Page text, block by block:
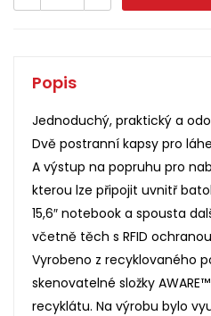
Popis
Jednoduchý, praktický a
Dvě postranní kapsy pro
A výstup na popruhu pro
kterou lze připojit uvnitř
15,6″ notebook a spousta
včetně těch s RFID ochranou
Vyrobeno z recyklovaného
skenovatelné složky
recyklátu. Na výrobu bylo